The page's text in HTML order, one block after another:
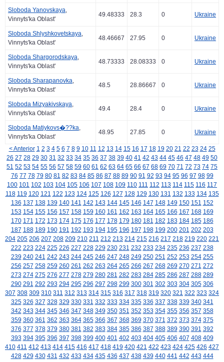
Sloboda Yanovskaya,
Vinnyts'ka Oblast'
49.48333 28.3 0 Ukraine
Sloboda Shlyshkovetskaya,
Vinnyts'ka Oblast'
48.46667 27.95 0 Ukraine
Sloboda Shargorodskaya,
Vinnyts'ka Oblast'
48.73333 28.08333 0 Ukraine
Sloboda Sharapanovka,
Vinnyts'ka Oblast'
48.5 28.86667 0 Ukraine
Sloboda Mizyakivskaya,
Vinnyts'ka Oblast'
49.4 28.4 0 Ukraine
Sloboda Matiykovs�??ka,
Vinnyts'ka Oblast'
48.95 27.85 0 Ukraine
< Anterior 1 2 3 4 5 6 7 8 9 10 11 12 13 14 15 16 17 18 19 20 21 22 23 24 25
26 27 28 29 30 31 32 33 34 35 36 37 38 39 40 41 42 43 44 45 46 47 48 49 50
51 52 53 54 55 56 57 58 59 60 61 62 63 64 65 66 67 68 69 70 71 72 73 74 75
76 77 78 79 80 81 82 83 84 85 86 87 88 89 90 91 92 93 94 95 96 97 98 99
100 101 102 103 104 105 106 107 108 109 110 111 112 113 114 115 116 117
118 119 120 121 122 123 124 125 126 127 128 129 130 131 132 133 134 135
136 137 138 139 140 141 142 143 144 145 146 147 148 149 150 151 152
153 154 155 156 157 158 159 160 161 162 163 164 165 166 167 168 169
170 171 172 173 174 175 176 177 178 179 180 181 182 183 184 185 186
187 188 189 190 191 192 193 194 195 196 197 198 199 200 201 202 203
204 205 206 207 208 209 210 211 212 213 214 215 216 217 218 219 220 221
222 223 224 225 226 227 228 229 230 231 232 233 234 235 236 237 238
239 240 241 242 243 244 245 246 247 248 249 250 251 252 253 254 255
256 257 258 259 260 261 262 263 264 265 266 267 268 269 270 271 272
273 274 275 276 277 278 279 280 281 282 283 284 285 286 287 288 289
290 291 292 293 294 295 296 297 298 299 300 301 302 303 304 305 306
307 308 309 310 311 312 313 314 315 316 317 318 319 320 321 322 323 324
325 326 327 328 329 330 331 332 333 334 335 336 337 338 339 340 341
342 343 344 345 346 347 348 349 350 351 352 353 354 355 356 357 358
359 360 361 362 363 364 365 366 367 368 369 370 371 372 373 374 375
376 377 378 379 380 381 382 383 384 385 386 387 388 389 390 391 392
393 394 395 396 397 398 399 400 401 402 403 404 405 406 407 408 409
410 411 412 413 414 415 416 417 418 419 420 421 422 423 424 425 426 427
428 429 430 431 432 433 434 435 436 437 438 439 440 441 442 443 444